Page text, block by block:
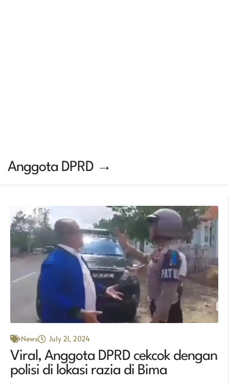
Anggota DPRD →
News July 21, 2024
Viral, Anggota DPRD cekcok dengan
polisi di lokasi razia di Bima